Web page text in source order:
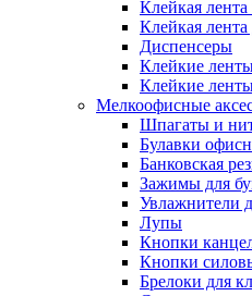
Клейкая лента
Клейкая лента
Диспенсеры
Клейкие
Клейкие
Мелкоофисные
Шпагаты и
Булавки
Банковская
Зажимы для
Увлажнители
Лупы
Кнопки
Кнопки
Брелоки для